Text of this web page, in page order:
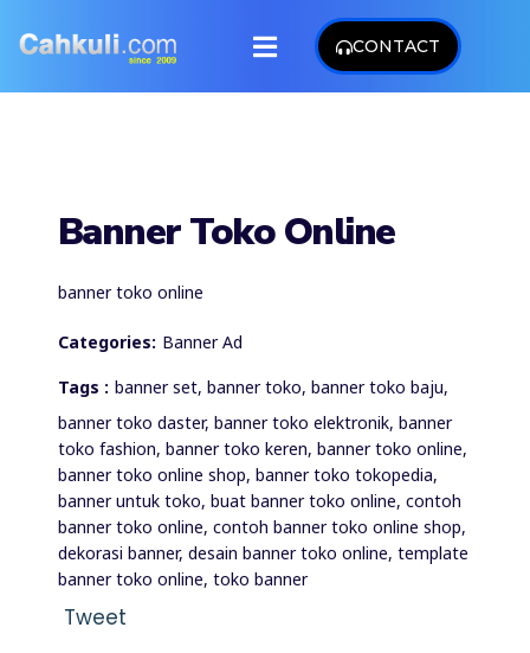
CONTACT
Banner Toko Online
banner toko online
Categories: Banner Ad
Tags : banner set, banner toko, banner toko baju,
banner toko daster, banner toko elektronik, banner
toko fashion, banner toko keren, banner toko online,
banner toko online shop, banner toko tokopedia,
banner untuk toko, buat banner toko online, contoh
banner toko online, contoh banner toko online shop,
dekorasi banner, desain banner toko online, template
banner toko online, toko banner
Tweet